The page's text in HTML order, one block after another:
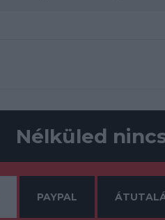
Nélküled
PAYPAL